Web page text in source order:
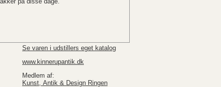
Se varen i udstillers eget katalog
www.kinnerupantik.dk
Medlem af:
Kunst, Antik & Design Ringen